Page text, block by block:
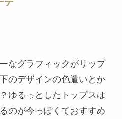
デ
なグラフィックがリップ
のデザインの色遣いとか
ゆるっとしたトップスは
のが今っぽくておすすめ